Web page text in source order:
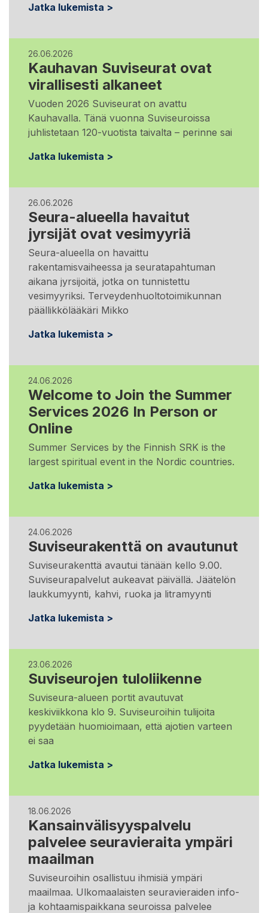
Jatka lukemista >
26.06.2026
Kauhavan Suviseurat ovat
virallisesti alkaneet
Vuoden 2026 Suviseurat on avattu
Kauhavalla. Tänä vuonna Suviseuroissa
juhlistetaan 120-vuotista taivalta – perinne sai
Jatka lukemista >
26.06.2026
Seura-alueella havaitut
jyrsijät ovat vesimyyriä
Seura-alueella on havaittu
rakentamisvaiheessa ja seuratapahtuman
aikana jyrsijoitä, jotka on tunnistettu
vesimyyriksi. Terveydenhuoltotoimikunnan
päällikkölääkäri Mikko
Jatka lukemista >
24.06.2026
Welcome to Join the Summer
Services 2026 In Person or
Online
Summer Services by the Finnish SRK is the
largest spiritual event in the Nordic countries.
Jatka lukemista >
24.06.2026
Suviseurakenttä on avautunut
Suviseurakenttä avautui tänään kello 9.00.
Suviseurapalvelut aukeavat päivällä. Jäätelön
laukkumyynti, kahvi, ruoka ja litramyynti
Jatka lukemista >
23.06.2026
Suviseurojen tuloliikenne
Suviseura-alueen portit avautuvat
keskiviikkona klo 9. Suviseuroihin tulijoita
pyydetään huomioimaan, että ajotien varteen
ei saa
Jatka lukemista >
18.06.2026
Kansainvälisyyspalvelu
palvelee seuravieraita ympäri
maailman
Suviseuroihin osallistuu ihmisiä ympäri
maailmaa. Ulkomaalaisten seuravieraiden info-
ja kohtaamispaikkana seuroissa palvelee